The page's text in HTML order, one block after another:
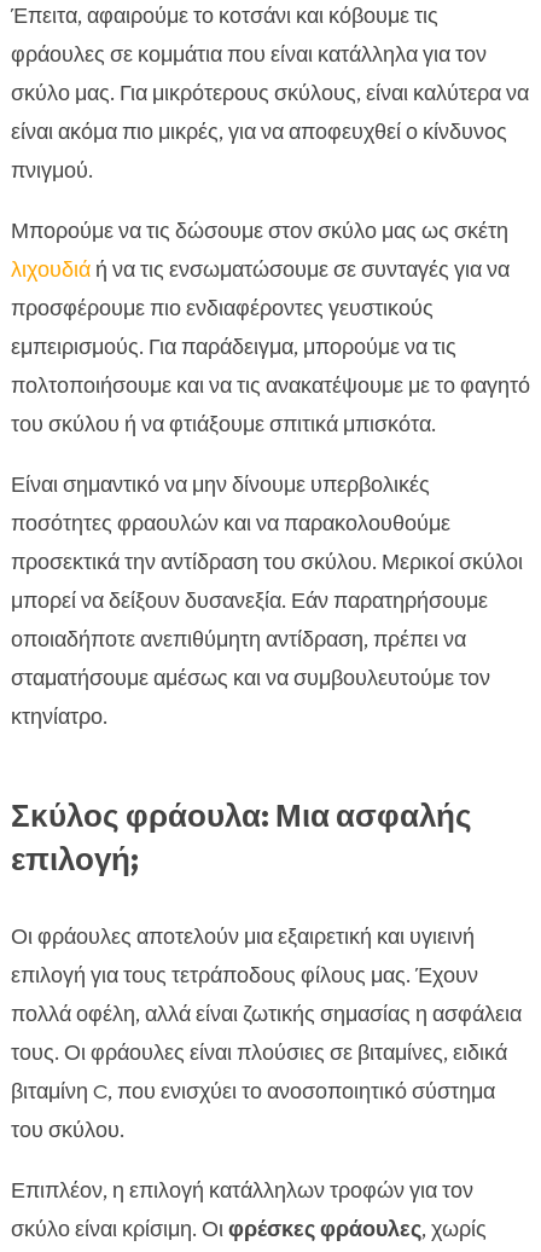
Έπειτα, αφαιρούμε το κοτσάνι και κόβουμε τις
φράουλες σε κομμάτια που είναι κατάλληλα για τον
σκύλο μας. Για μικρότερους σκύλους, είναι καλύτερα να
είναι ακόμα πιο μικρές, για να αποφευχθεί ο κίνδυνος
πνιγμού.
Μπορούμε να τις δώσουμε στον σκύλο μας ως σκέτη
λιχουδιάή να τις ενσωματώσουμε σε συνταγές για να
προσφέρουμε πιο ενδιαφέροντες γευστικούς
εμπειρισμούς. Για παράδειγμα, μπορούμε να τις
πολτοποιήσουμε και να τις ανακατέψουμε με το φαγητό
του σκύλου ή να φτιάξουμε σπιτικά μπισκότα.
Είναι σημαντικό να μην δίνουμε υπερβολικές
ποσότητες φραουλών και να παρακολουθούμε
προσεκτικά την αντίδραση του σκύλου. Μερικοί σκύλοι
μπορεί να δείξουν δυσανεξία. Εάν παρατηρήσουμε
οποιαδήποτε ανεπιθύμητη αντίδραση, πρέπει να
σταματήσουμε αμέσως και να συμβουλευτούμε τον
κτηνίατρο.
Σκύλος φράουλα: Μια ασφαλής
επιλογή;
Οι φράουλες αποτελούν μια εξαιρετική και υγιεινή
επιλογή για τους τετράποδους φίλους μας. Έχουν
πολλά οφέλη, αλλά είναι ζωτικής σημασίας η ασφάλεια
τους. Οι φράουλες είναι πλούσιες σε βιταμίνες, ειδικά
βιταμίνη C, που ενισχύει το ανοσοποιητικό σύστημα
του σκύλου.
Επιπλέον, η επιλογή κατάλληλων τροφών για τον
σκύλο είναι κρίσιμη. Οιφρέσκες φράουλες, χωρίς